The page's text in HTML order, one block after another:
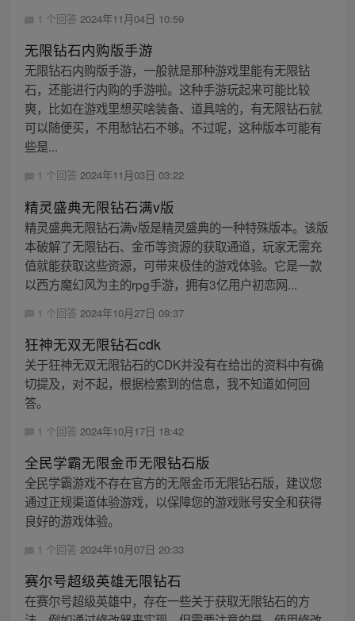
1 个回答 2024年11月04日 10:59
无限钻石内购版手游
无限钻石内购版手游，一般就是那种游戏里能有无限钻
石，还能进行内购的手游啦。这种手游玩起来可能比较
爽，比如在游戏里想买啥装备、道具啥的，有无限钻石就
可以随便买，不用愁钻石不够。不过呢，这种版本可能有
些是...
1 个回答 2024年11月03日 03:22
精灵盛典无限钻石满v版
精灵盛典无限钻石满v版是精灵盛典的一种特殊版本。该版
本破解了无限钻石、金币等资源的获取通道，玩家无需充
值就能获取这些资源，可带来极佳的游戏体验。它是一款
以西方魔幻风为主的rpg手游，拥有3亿用户初恋网...
1 个回答 2024年10月27日 09:37
狂神无双无限钻石cdk
关于狂神无双无限钻石的CDK并没有在给出的资料中有确
切提及，对不起，根据检索到的信息，我不知道如何回
答。
1 个回答 2024年10月17日 18:42
全民学霸无限金币无限钻石版
全民学霸游戏不存在官方的无限金币无限钻石版，建议您
通过正规渠道体验游戏，以保障您的游戏账号安全和获得
良好的游戏体验。
1 个回答 2024年10月07日 20:33
赛尔号超级英雄无限钻石
在赛尔号超级英雄中，存在一些关于获取无限钻石的方